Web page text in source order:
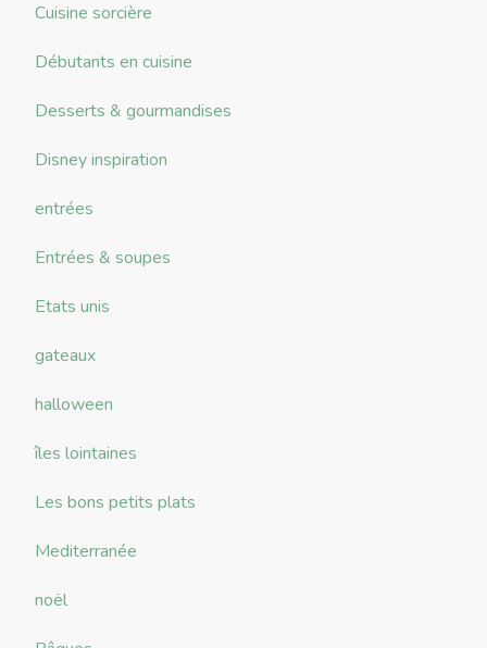
Cuisine sorcière
Débutants en cuisine
Desserts & gourmandises
Disney inspiration
entrées
Entrées & soupes
Etats unis
gateaux
halloween
îles lointaines
Les bons petits plats
Mediterranée
noël